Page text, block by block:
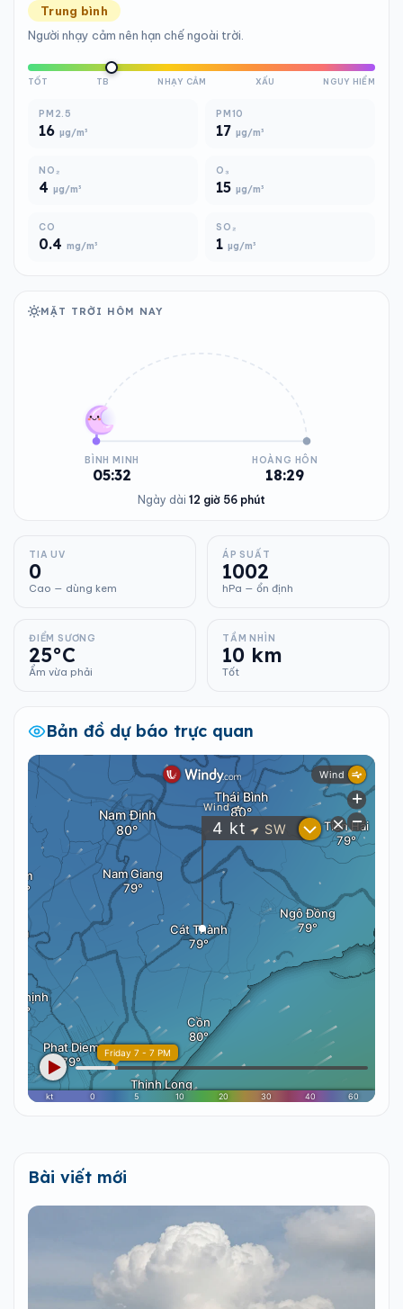
Trung bình
Người nhạy cảm nên hạn chế ngoài trời.
TỐT TB NHẠY CẢM XẤU NGUY HIỂM
PM2.5
16 µg/m³
PM10
17 µg/m³
NO₂
4 µg/m³
O₃
15 µg/m³
CO
0.4 mg/m³
SO₂
1 µg/m³
MẶT TRỜI HÔM NAY
BÌNH MINH
05:32
HOÀNG HÔN
18:29
Ngày dài 12 giờ 56 phút
TIA UV
0
Cao — dùng kem
ÁP SUẤT
1002
hPa — ổn định
ĐIỂM SƯƠNG
25°C
Ẩm vừa phải
TẦM NHÌN
10 km
Tốt
Bản đồ dự báo trực quan
Bài viết mới